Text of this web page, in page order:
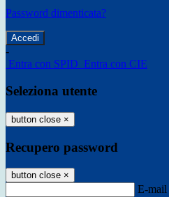
Password dimenticata?
-
Entra con SPID Entra con CIE
Seleziona utente
button close ×
Recupero password
button close ×
E-mail